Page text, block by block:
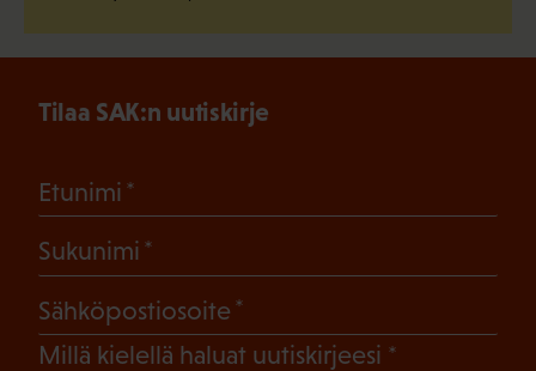
Tilaa SAK:n uutiskirje
Etunimi
Sukunimi
Sähköpostiosoite
Millä kielellä haluat uutiskirjeesi (Pakollinen)